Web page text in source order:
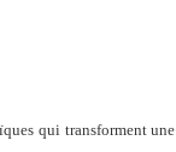
qui transforment une